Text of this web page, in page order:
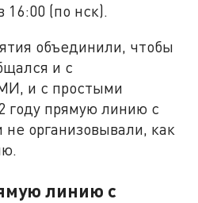
(по нск).
объединили, чтобы
и с
и с простыми
году прямую линию с
организовывали, как
линию с